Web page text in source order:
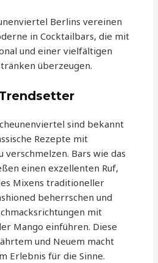
Berlins vereinen
in Cocktailbars, die mit
und einer vielfältigen
überzeugen.
sind bekannt
Rezepte mit
verschmelzen. Bars wie das
einen exzellenten Ruf,
Mixens traditioneller
beherrschen und
mit
Mango einführen. Diese
und Neuem macht
Erlebnis für die Sinne.